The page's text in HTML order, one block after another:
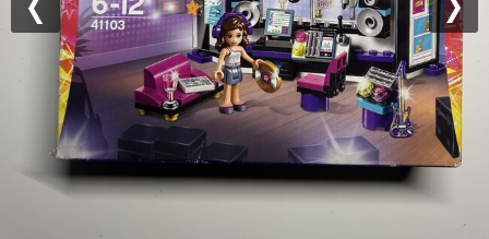
Previous